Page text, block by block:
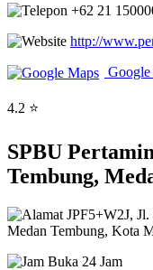
+62 21
http://
4.2 ⭐
SPBU
Tembung,
JPF5+W2J,
Medan Tembung, Kota
Buka 24 Jam